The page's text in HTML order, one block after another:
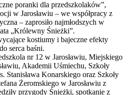
poranki dla przedszkolaków”,
w Jarosławiu – we współpracy z
– zaprosiło najmłodszych w
„Królewny Śnieżki”.
kostiumy i bajeczne efekty
serca baśni.
nr 12 w Jarosławiu, Miejskiego
, Akademii Uśmiechu, Szkoły
Stanisława Konarskiego oraz Szkoły
Żeromskiego w Jarosławiu z
przygody Śnieżki, spotkanie z